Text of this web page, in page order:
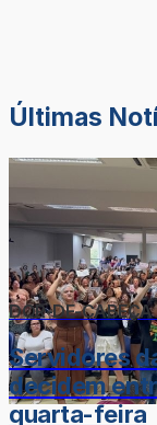
Últimas
DOR-DE-CABEÇA
Servidores
decidem
quarta-feira